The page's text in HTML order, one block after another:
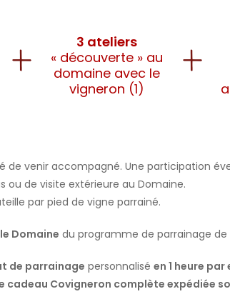
3 ateliers
« découverte » au
domaine avec le
vigneron (1)
de venir accompagné. Une participation
ou de visite extérieure au Domaine.
par pied de vigne parrainé.
Domaine du programme de parrainage
de parrainage personnalisé en 1 heure par
cadeau Covigneron complète expédiée